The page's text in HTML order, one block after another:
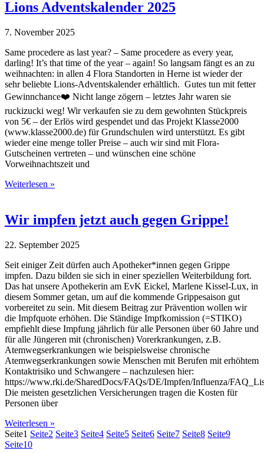
Lions Adventskalender 2025
7. November 2025
Same procedere as last year? – Same procedere as every year,
darling! It’s that time of the year – again! So langsam fängt es an zu
weihnachten: in allen 4 Flora Standorten in Herne ist wieder der
sehr beliebte Lions-Adventskalender erhältlich. Gutes tun mit fetter
Gewinnchance❤️ Nicht lange zögern – letztes Jahr waren sie
ruckizucki weg! Wir verkaufen sie zu dem gewohnten Stückpreis
von 5€ – der Erlös wird gespendet und das Projekt Klasse2000
(www.klasse2000.de) für Grundschulen wird unterstützt. Es gibt
wieder eine menge toller Preise – auch wir sind mit Flora-
Gutscheinen vertreten – und wünschen eine schöne
Vorweihnachtszeit und
Weiterlesen »
Wir impfen jetzt auch gegen Grippe!
22. September 2025
Seit einiger Zeit dürfen auch Apotheker*innen gegen Grippe
impfen. Dazu bilden sie sich in einer speziellen Weiterbildung fort.
Das hat unsere Apothekerin am EvK Eickel, Marlene Kissel-Lux, in
diesem Sommer getan, um auf die kommende Grippesaison gut
vorbereitet zu sein. Mit diesem Beitrag zur Prävention wollen wir
die Impfquote erhöhen. Die Ständige Impfkomission (=STIKO)
empfiehlt diese Impfung jährlich für alle Personen über 60 Jahre und
für alle Jüngeren mit (chronischen) Vorerkrankungen, z.B.
Atemwegserkrankungen wie beispielsweise chronische
Atemwegserkrankungen sowie Menschen mit Berufen mit erhöhtem
Kontaktrisiko und Schwangere – nachzulesen hier:
https://www.rki.de/SharedDocs/FAQs/DE/Impfen/Influenza/
Die meisten gesetzlichen Versicherungen tragen die Kosten für
Personen über
Weiterlesen »
Seite1 Seite2 Seite3 Seite4 Seite5 Seite6 Seite7 Seite8 Seite9
Seite10